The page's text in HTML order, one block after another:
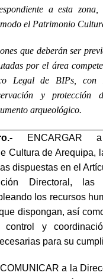
a esta zona,
modo el Patrimonio
que deberán ser
por el área
Legal de BIPs, con
y protección
arqueológico.
ENCARGAR
Cultura de Arequipa,
dispuestas en el
Directoral, las
los recursos
dispongan, así
control y
para su
COMUNICAR a la